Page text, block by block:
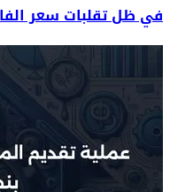
في ظل تقلبات سعر